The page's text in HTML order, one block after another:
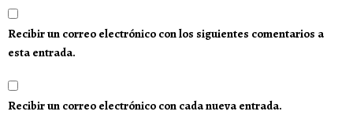
Recibir un correo electrónico con los siguientes comentarios a
esta entrada.
Recibir un correo electrónico con cada nueva entrada.